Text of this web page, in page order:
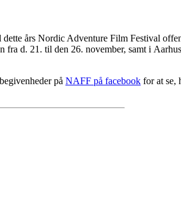
års Nordic Adventure Film Festival
fra d. 21. til den 26. november, samt i
på NAFF på facebook for at se,